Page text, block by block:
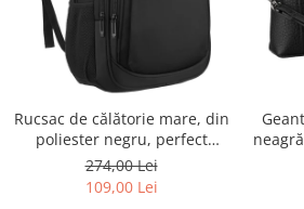
Rucsac de călătorie mare, din
poliester negru, perfect
pentru bagajul de mână -
Rovicky PTR-R-BHX-05-1020
274,00 Lei
109,00 Lei